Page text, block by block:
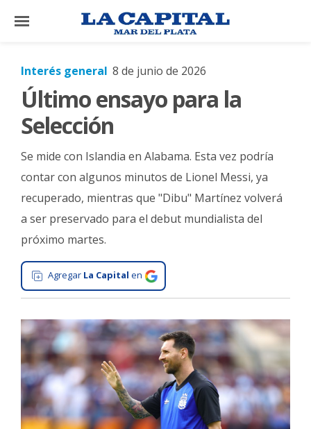
×
El
País
Mundo
La
Zona
Cultura
Tecnología
Gastronomía
Interés
General
La
Ciudad
Deportes
Interés general 8 de junio de 2026
Último ensayo para la
Selección
Se mide con Islandia en Alabama. Esta vez podría
contar con algunos minutos de Lionel Messi, ya
recuperado, mientras que "Dibu" Martínez volverá
a ser preservado para el debut mundialista del
próximo martes.
Agregar La Capital en